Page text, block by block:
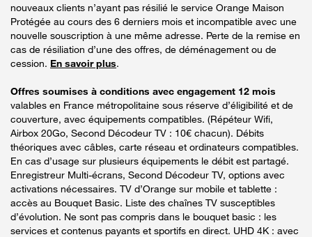
nouveaux clients n’ayant pas résilié le service Orange Maison
Protégée au cours des 6 derniers mois et incompatible avec une
nouvelle souscription à une même adresse. Perte de la remise en
cas de résiliation d’une des offres, de déménagement ou de
cession. En savoir plus.
Offres soumises à conditions avec engagement 12 mois
valables en France métropolitaine sous réserve d’éligibilité et de
couverture, avec équipements compatibles. (Répéteur Wifi,
Airbox 20Go, Second Décodeur TV : 10€ chacun). Débits
théoriques avec câbles, carte réseau et ordinateurs compatibles.
En cas d’usage sur plusieurs équipements le débit est partagé.
Enregistreur Multi-écrans, Second Décodeur TV, options avec
activations nécessaires. TV d’Orange sur mobile et tablette :
accès au Bouquet Basic. Liste des chaînes TV susceptibles
d’évolution. Ne sont pas compris dans le bouquet basic : les
services et contenus payants et sportifs en direct. UHD 4K : avec